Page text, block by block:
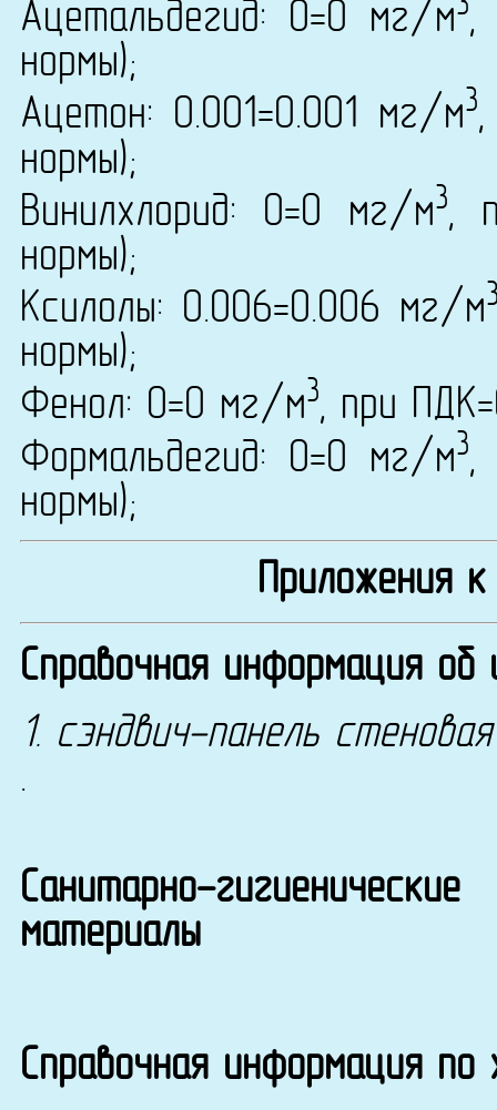
Ацетальдегид: 0=0 мг/м ,
нормы);
Ацетон: 0.001=0.001 мг/м3
нормы);
Винилхлорид: 0=0 мг/м3,
нормы);
Ксилолы: 0.006=0.006 мг/м
нормы);
Фенол: 0=0 мг/м3, при
Формальдегид: 0=0 мг/м3,
нормы);
Приложения
Справочная информация об
1. сэндвич-панель стеновая
.
Санитарно-
материалы
Справочная информация